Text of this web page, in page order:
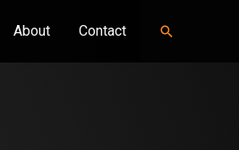
About Contact Search